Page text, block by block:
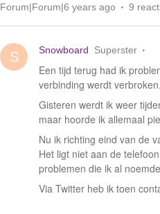
Forum|Forum|6 years ago 9
S Snowboard Superster
Een tijd terug had ik
verbinding werdt verbroken.
Gisteren werdt ik weer
maar hoorde ik allemaal
Nu ik richting eind van de
Het ligt niet aan de
problemen die ik al
Via Twitter heb ik toen